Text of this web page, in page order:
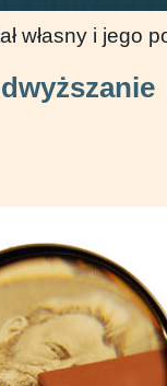
własny i jego